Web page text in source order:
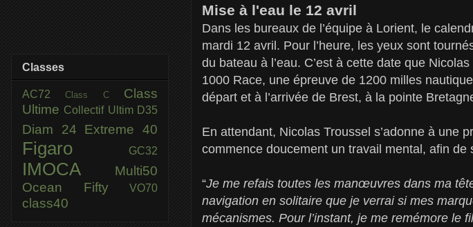
Mise à l'eau le 12 avril
Dans les bureaux de l’équipe à Lorient, le
mardi 12 avril. Pour l’heure, les yeux sont
du bateau à l’eau. C’est à cette date que
1000 Race, une épreuve de 1200 milles
départ et à l’arrivée de Brest, à la pointe
En attendant, Nicolas Troussel s’adonne à une
commence doucement un travail mental, afin de
“Je me refais toutes les manœuvres dans ma
navigation en solitaire que je verrai si mes
mécanismes. Pour l’instant, je me remémore le
Classes
AC72Class C Class
Ultime Collectif Ultim D35
Diam 24 Extreme 40
Figaro GC32
IMOCA
Multi50
Ocean Fifty
VO70
class40